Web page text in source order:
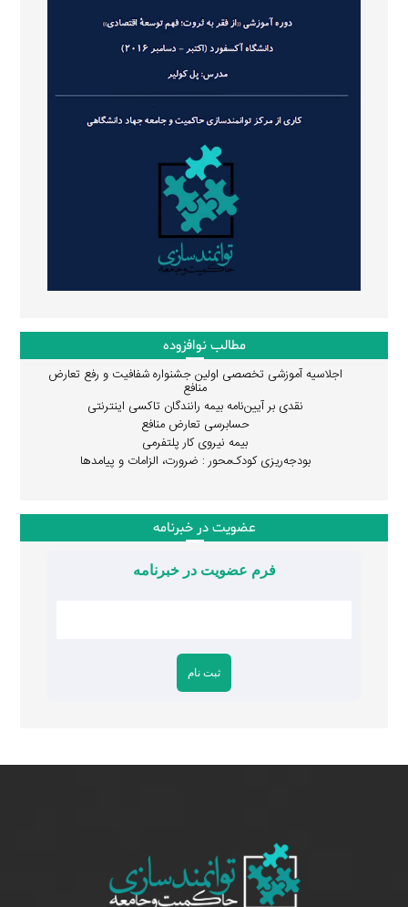
مطالب نوافزوده
اجلاسیه آموزشی تخصصی اولین جشنواره شفافیت و رفع تعارض
منافع
نقدی بر آیین‌نامه بیمه رانندگان تاکسی اینترنتی
حسابرسی تعارض منافع
بیمه نیروی کار پلتفرمی
بودجه‌ریزی کودک‌محور : ضرورت، الزامات و پیامدها
عضویت در خبرنامه
فرم عضویت در خبرنامه